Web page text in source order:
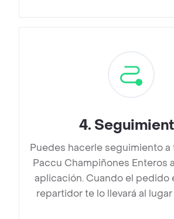
4.
Puedes hacerle seguimiento
Paccu Champiñones Enteros
aplicación. Cuando el pedido
repartidor te lo llevará al